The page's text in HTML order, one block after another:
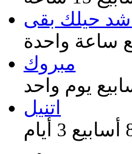
شد حيلك بقى
مبروك
اتنيل